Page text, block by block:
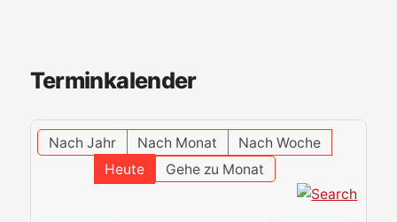
Terminkalender
Nach Jahr Nach Monat
Nach Woche
Heute
Gehe zu Monat